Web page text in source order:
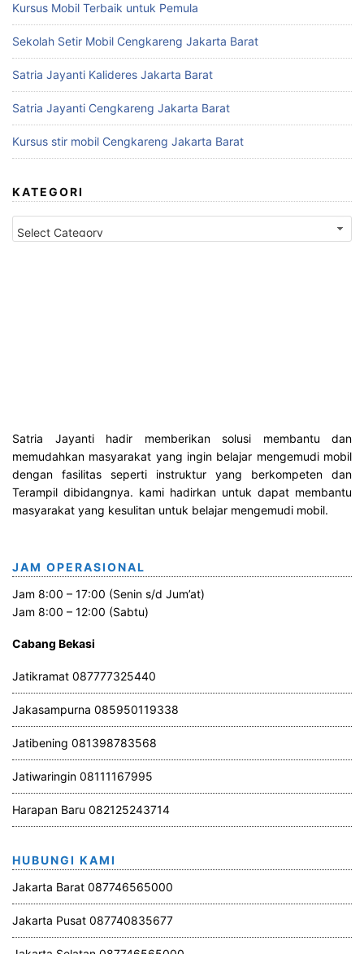
h
f
r
:
Kursus Mobil Terbaik untuk Pemula
Sekolah Setir Mobil Cengkareng Jakarta Barat
Satria Jayanti Kalideres Jakarta Barat
Satria Jayanti Cengkareng Jakarta Barat
Kursus stir mobil Cengkareng Jakarta Barat
KATEGORI
K
a
Satria Jayanti hadir memberikan solusi membantu dan
memudahkan masyarakat yang ingin belajar mengemudi mobil
dengan fasilitas seperti instruktur yang berkompeten dan
Terampil dibidangnya. kami hadirkan untuk dapat membantu
masyarakat yang kesulitan untuk belajar mengemudi mobil.
JAM OPERASIONAL
Jam 8:00 – 17:00 (Senin s/d Jum’at)
Jam 8:00 – 12:00 (Sabtu)
Cabang Bekasi
Jatikramat 087777325440
Jakasampurna 085950119338
Jatibening 081398783568
Jatiwaringin 08111167995
Harapan Baru 082125243714
HUBUNGI KAMI
Jakarta Barat 087746565000
Jakarta Pusat 087740835677